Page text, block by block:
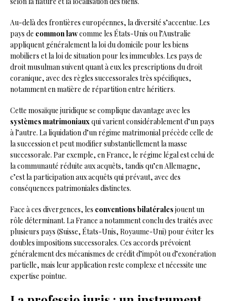
Au-delà des frontières européennes, la diversité s’accentue. Les
pays de common lawcomme les États-Unis ou l’Australie
appliquent généralement la loi du domicile pour les biens
mobiliers et la loi de situation pour les immeubles. Les pays de
droit musulman suivent quant à eux les prescriptions du droit
coranique, avec des règles successorales très spécifiques,
notamment en matière de répartition entre héritiers.
Cette mosaïque juridique se complique davantage avec les
systèmes matrimoniaux qui varient considérablement d’un pays
à l’autre. La liquidation d’un régime matrimonial précède celle de
la succession et peut modifier substantiellement la masse
successorale. Par exemple, en France, le régime légal est celui de
la communauté réduite aux acquêts, tandis qu’en Allemagne,
c’est la participation aux acquêts qui prévaut, avec des
conséquences patrimoniales distinctes.
Face à ces divergences, les conventions bilatérales jouent un
rôle déterminant. La France a notamment conclu des traités avec
plusieurs pays (Suisse, États-Unis, Royaume-Uni) pour éviter les
doubles impositions successorales. Ces accords prévoient
généralement des mécanismes de crédit d’impôt ou d’exonération
partielle, mais leur application reste complexe et nécessite une
expertise pointue.